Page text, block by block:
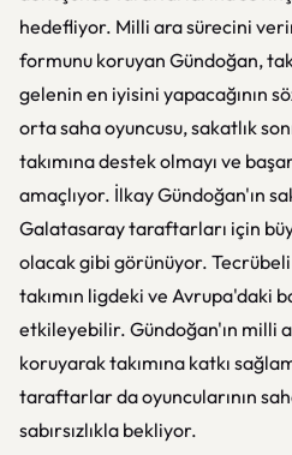
hedefliyor. Milli ara sürecini
formunu koruyan Gündoğan,
gelenin en iyisini yapacağının
orta saha oyuncusu, sakatlık
takımına destek olmayı ve
amaçlıyor. İlkay Gündoğan'ın
Galatasaray taraftarları için
olacak gibi görünüyor.
takımın ligdeki ve Avrupa'daki
etkileyebilir. Gündoğan'ın milli
koruyarak takımına katkı
taraftarlar da oyuncularının
sabırsızlıkla bekliyor.